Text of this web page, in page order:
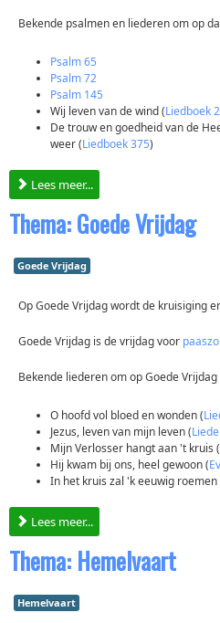
Bekende psalmen en liederen om op
Psalm 65
Psalm 72
Psalm 145
Wij leven van de wind (Liedboek
De trouw en goedheid van de
weer (Liedboek 375)
Lees meer...
Thema: Goede Vrijdag
Goede Vrijdag
Op Goede Vrijdag wordt de kruisiging
Goede Vrijdag is de vrijdag voor
Bekende liederen om op Goede
O hoofd vol bloed en wonden (
Jezus, leven van mijn leven (
Mijn Verlosser hangt aan 't kruis (
Hij kwam bij ons, heel gewoon (
In het kruis zal 'k eeuwig roemen
Lees meer...
Thema: Hemelvaart
Hemelvaart